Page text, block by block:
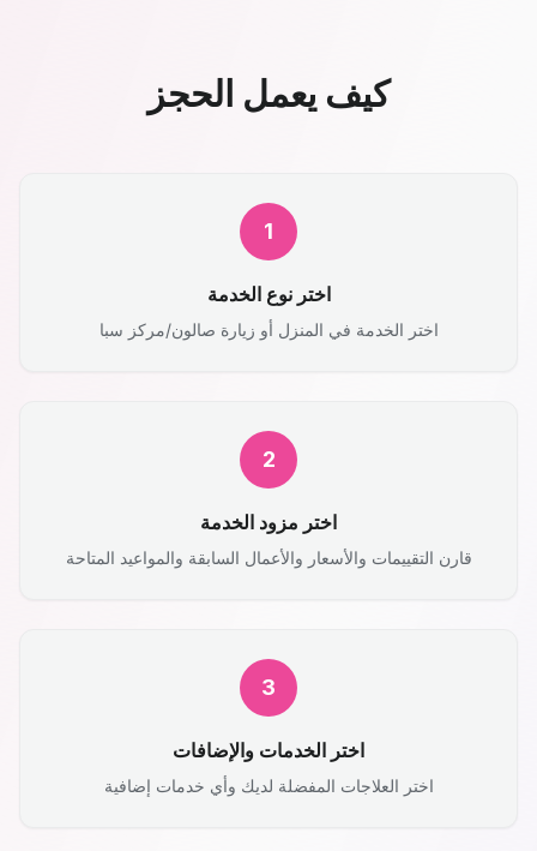
كيف يعمل الحجز
1
اختر نوع الخدمة
اختر الخدمة في المنزل أو زيارة صالون/مركز سبا
2
اختر مزود الخدمة
قارن التقييمات والأسعار والأعمال السابقة والمواعيد المتاحة
3
اختر الخدمات والإضافات
اختر العلاجات المفضلة لديك وأي خدمات إضافية